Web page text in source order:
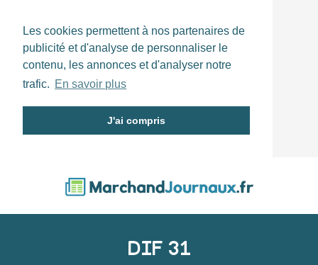
Les cookies permettent à nos partenaires de
publicité et d'analyse de personnaliser le
contenu, les annonces et d'analyser notre
trafic. En savoir plus
J'ai compris
DIF 31